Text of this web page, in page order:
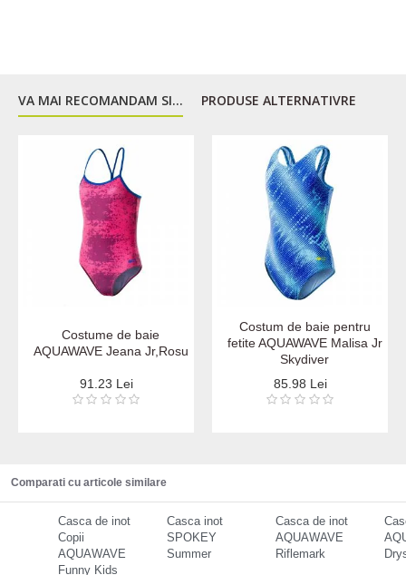
VA MAI RECOMANDAM SI... PRODUSE ALTERNATIVRE
Costume de baie
AQUAWAVE Jeana Jr,Rosu
91.23 Lei
Costum de baie pentru
fetite AQUAWAVE Malisa Jr
Skydiver
85.98 Lei
Comparati cu articole similare
Casca de inot
Copii
AQUAWAVE
Funny Kids
Casca inot
SPOKEY
Summer
Casca de inot
AQUAWAVE
Riflemark